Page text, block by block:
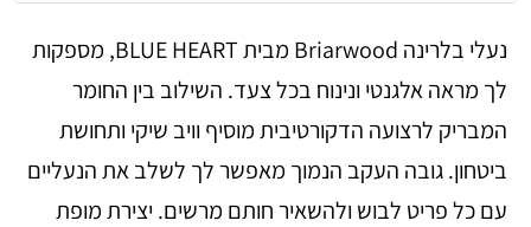
נעלי בלרינה Briarwood מבית BLUE HEART, מספקות
לך מראה אלגנטי ונינוח בכל צעד. השילוב בין החומר
המבריק לרצועה הדקורטיבית מוסיף וויב שיקי ותחושת
ביטחון. גובה העקב הנמוך מאפשר לך לשלב את הנעליים
עם כל פריט לבוש ולהשאיר חותם מרשים. יצירת מופת